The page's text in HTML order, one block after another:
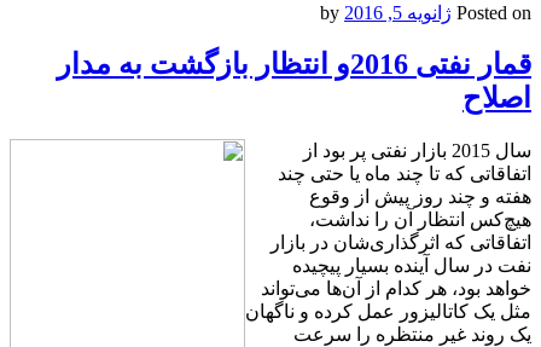
Posted on ژانویه 5, 2016
قمار نفتی 2016و انتظار بازگشت به مدار
اصلاح
سال 2015 بازار نفتی پر بود از
اتفاقاتی که تا چند ماه یا حتی چند
هفته و چند روز پیش از وقوع
هیچ‌کس انتظار آن را نداشت،
اتفاقاتی که اثرگذاری‌شان در بازار
نفت در سال آینده بسیار پیچیده
خواهد بود، هر کدام از آن‌ها می‌تواند
مثل یک کاتالیزور عمل کرده و ناگهان
یک روند غیر منتظره را سرعت